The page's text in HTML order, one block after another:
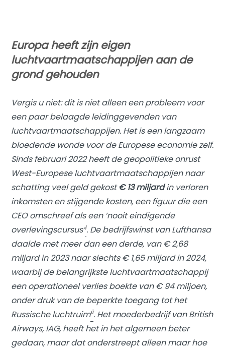
Europa heeft zijn eigen
luchtvaartmaatschappijen aan de
grond gehouden
Vergis u niet: dit is niet alleen een probleem voor
een paar belaagde leidinggevenden van
luchtvaartmaatschappijen. Het is een langzaam
bloedende wonde voor de Europese economie zelf.
Sinds februari 2022 heeft de geopolitieke onrust
West-Europese luchtvaartmaatschappijen naar
schatting veel geld gekost€ 13 miljardin verloren
inkomsten en stijgende kosten, een figuur die een
CEO omschreef als een ‘nooit eindigende
overlevingscursus’i. De bedrijfswinst van Lufthansa
daalde met meer dan een derde, van € 2,68
miljard in 2023 naar slechts € 1,65 miljard in 2024,
waarbij de belangrijkste luchtvaartmaatschappij
een operationeel verlies boekte van € 94 miljoen,
onder druk van de beperkte toegang tot het
Russische luchtruimii. Het moederbedrijf van British
Airways, IAG, heeft het in het algemeen beter
gedaan, maar dat onderstreept alleen maar hoe